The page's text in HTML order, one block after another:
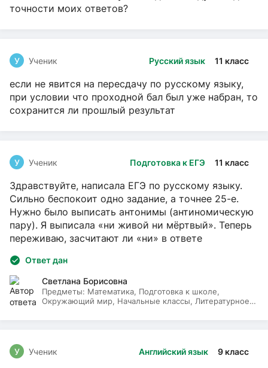
точности моих ответов?
Русский язык 11 класс
У Ученик
если не явится на пересдачу по русскому языку,
при условии что проходной бал был уже набран, то
сохранится ли прошлый результат
Подготовка к ЕГЭ 11 класс
У Ученик
Здравствуйте, написала ЕГЭ по русскому языку.
Сильно беспокоит одно задание, а точнее 25-е.
Нужно было выписать антонимы (антиномическую
пару). Я выписала «ни живой ни мёртвый». Теперь
переживаю, засчитают ли «ни» в ответе
Ответ дан
Светлана Борисовна
Предметы: Математика, Подготовка к школе,
Окружающий мир, Начальные классы, Литературное
Английский язык 9 класс
У Ученик